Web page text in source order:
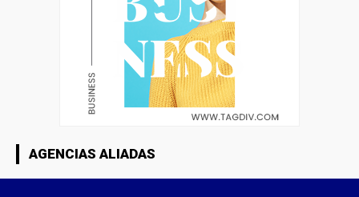
AGENCIAS ALIADAS